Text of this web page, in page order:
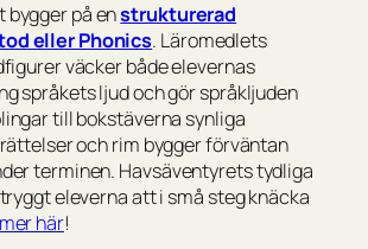
bygger på enstrukturerad
eller Phonics. Läromedlets
väcker både elevernas
språkets ljud och gör språkljuden
till bokstäverna synliga
och rim bygger förväntan
terminen. Havsäventyrets tydliga
eleverna att i små steg knäcka
här!